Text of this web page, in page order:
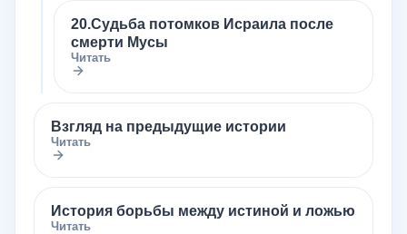
20.Судьба потомков Исраила после
смерти Мусы
Читать
Взгляд на предыдущие истории
Читать
История борьбы между истиной и ложью
Читать